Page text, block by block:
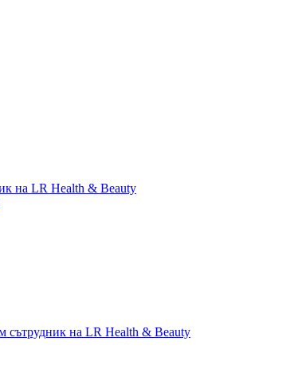
на LR Health & Beauty
сътрудник на LR Health & Beauty